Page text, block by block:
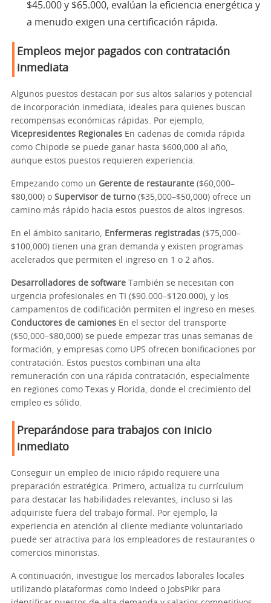
$45.000 y $65.000, evalúan la eficiencia energética y
a menudo exigen una certificación rápida.
Empleos mejor pagados con contratación
inmediata
Algunos puestos destacan por sus altos salarios y potencial
de incorporación inmediata, ideales para quienes buscan
recompensas económicas rápidas. Por ejemplo,
Vicepresidentes Regionales En cadenas de comida rápida
como Chipotle se puede ganar hasta $600,000 al año,
aunque estos puestos requieren experiencia.
Empezando como un Gerente de restaurante ($60,000–
$80,000) o Supervisor de turno($35,000–$50,000) ofrece un
camino más rápido hacia estos puestos de altos ingresos.
En el ámbito sanitario, Enfermeras registradas ($75,000–
$100,000) tienen una gran demanda y existen programas
acelerados que permiten el ingreso en 1 o 2 años.
Desarrolladores de software También se necesitan con
urgencia profesionales en TI ($90.000–$120.000), y los
campamentos de codificación permiten el ingreso en meses.
Conductores de camiones En el sector del transporte
($50,000–$80,000) se puede empezar tras unas semanas de
formación, y empresas como UPS ofrecen bonificaciones por
contratación. Estos puestos combinan una alta
remuneración con una rápida contratación, especialmente
en regiones como Texas y Florida, donde el crecimiento del
empleo es sólido.
Preparándose para trabajos con inicio
inmediato
Conseguir un empleo de inicio rápido requiere una
preparación estratégica. Primero, actualiza tu currículum
para destacar las habilidades relevantes, incluso si las
adquiriste fuera del trabajo formal. Por ejemplo, la
experiencia en atención al cliente mediante voluntariado
puede ser atractiva para los empleadores de restaurantes o
comercios minoristas.
A continuación, investigue los mercados laborales locales
utilizando plataformas como Indeed o JobsPikr para